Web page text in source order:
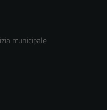
municipale